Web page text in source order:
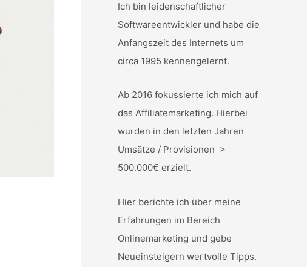
Ich bin leidenschaftlicher
Softwareentwickler und habe die
Anfangszeit des Internets um
circa 1995 kennengelernt.
Ab 2016 fokussierte ich mich auf
das Affiliatemarketing. Hierbei
wurden in den letzten Jahren
Umsätze / Provisionen >
500.000€ erzielt.
Hier berichte ich über meine
Erfahrungen im Bereich
Onlinemarketing und gebe
Neueinsteigern wertvolle Tipps.